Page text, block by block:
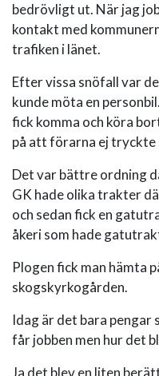
bedrövligt ut. När jag
kontakt med
trafiken i länet.
Efter vissa snöfall var
kunde möta en
fick komma och köra
på att förarna ej tryckte
Det var bättre ordning
GK hade olika trakter
och sedan fick en
åkeri som hade
Plogen fick man hämta
skogskyrkogården.
Idag är det bara pengar
får jobben men hur det
Ja det blev en liten